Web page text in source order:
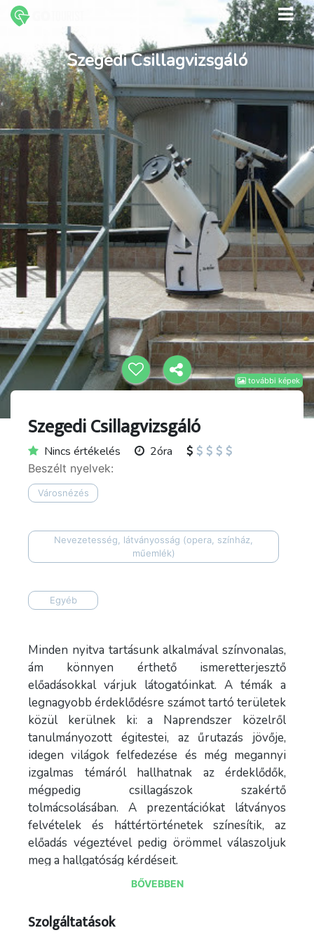
további képek
Szegedi Csillagvizsgáló
Szegedi Csillagvizsgáló
Nincs értékelés 2óra
Beszélt nyelvek:
Városnézés
Nevezetesség, látványosság (opera, színház,
műemlék)
Egyéb
Minden nyitva tartásunk alkalmával színvonalas,
ám könnyen érthető ismeretterjesztő
előadásokkal várjuk látogatóinkat. A témák a
legnagyobb érdeklődésre számot tartó területek
közül kerülnek ki: a Naprendszer közelről
tanulmányozott égitestei, az űrutazás jövője,
idegen világok felfedezése és még megannyi
izgalmas témáról hallhatnak az érdeklődők,
mégpedig csillagászok szakértő
tolmácsolásában. A prezentációkat látványos
felvételek és háttértörténetek színesítik, az
előadás végeztével pedig örömmel válaszoljuk
meg a hallgatóság kérdéseit.
A szabad szemmel látható lefényesebb
csillagképek formájában kötötte össze. Habár az
BŐVEBBEN
Szolgáltatások